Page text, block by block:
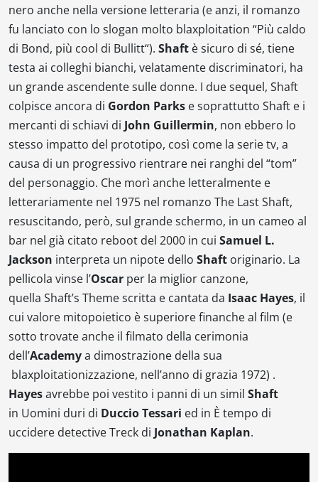
nero anche nella versione letteraria (e anzi, il romanzo
fu lanciato con lo slogan molto blaxploitation “Più caldo
di Bond, più cool di Bullitt“). Shaft è sicuro di sé, tiene
testa ai colleghi bianchi, velatamente discriminatori, ha
un grande ascendente sulle donne. I due sequel, Shaft
colpisce ancora di Gordon Parks e soprattutto Shaft e i
mercanti di schiavi di John Guillermin, non ebbero lo
stesso impatto del prototipo, così come la serie tv, a
causa di un progressivo rientrare nei ranghi del “tom”
del personaggio. Che morì anche letteralmente e
letterariamente nel 1975 nel romanzo The Last Shaft,
resuscitando, però, sul grande schermo, in un cameo al
bar nel già citato reboot del 2000 in cui Samuel L.
Jackson interpreta un nipote dello Shaft originario. La
pellicola vinse l’Oscar per la miglior canzone,
quella Shaft’s Themescritta e cantata da Isaac Hayes, il
cui valore mitopoietico è superiore finanche al film (e
sotto trovate anche il filmato della cerimonia
dell’Academya dimostrazione della sua
blaxploitationizzazione, nell’anno di grazia 1972) .
Hayesavrebbe poi vestito i panni di un simil Shaft
in Uomini duri di Duccio Tessari ed in È tempo di
uccidere detective Treck di Jonathan Kaplan.